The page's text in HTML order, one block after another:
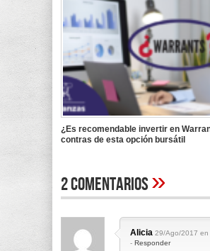
¿Es recomendable invertir en
contras de esta opción bursátil
2 Comentarios»
Alicia 29/Ago/2017 en
- Responder